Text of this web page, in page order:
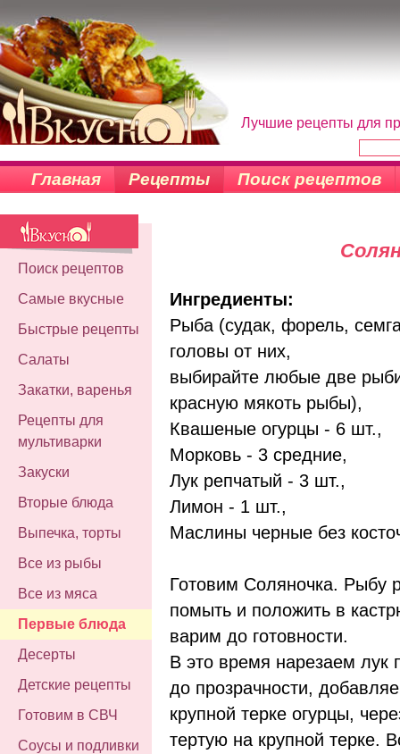
Лучшие рецепты для
Главная Рецепты Поиск рецептов
Поиск рецептов
Самые вкусные
Быстрые рецепты
Салаты
Закатки, варенья
Рецепты для
мультиварки
Закуски
Вторые блюда
Выпечка, торты
Все из рыбы
Все из мяса
Первые блюда
Десерты
Детские рецепты
Готовим в СВЧ
Соусы и подливки
Ингредиенты:
Рыба (судак, форель,
головы от них,
выбирайте любые две
красную мякоть рыбы),
Квашеные огурцы - 6 шт.,
Морковь - 3 средние,
Лук репчатый - 3 шт.,
Лимон - 1 шт.,
Маслины черные без
Готовим Соляночка. Рыбу
помыть и положить в
варим до готовности.
В это время нарезаем лук
до прозрачности,
крупной терке огурцы,
тертую на крупной терке.